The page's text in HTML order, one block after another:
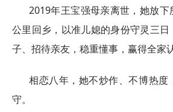
2019年王宝强母亲离世，她放
公里回乡，以准儿媳的身份守灵三
子、招待亲友，稳重懂事，赢得全家认
相恋八年，她不炒作、不博热度
守。